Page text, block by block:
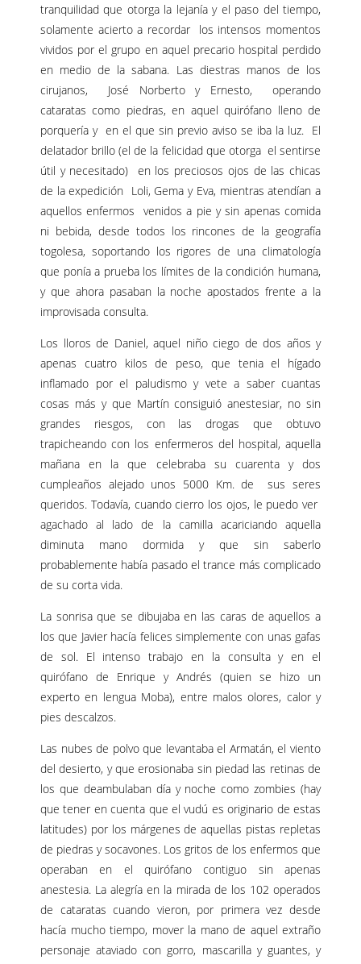
tranquilidad que otorga la lejanía y el paso del tiempo,
solamente acierto a recordar los intensos momentos
vividos por el grupo en aquel precario hospital perdido
en medio de la sabana. Las diestras manos de los
cirujanos, José Norberto y Ernesto, operando
cataratas como piedras, en aquel quirófano lleno de
porquería y en el que sin previo aviso se iba la luz. El
delatador brillo (el de la felicidad que otorga el sentirse
útil y necesitado) en los preciosos ojos de las chicas
de la expedición Loli, Gema y Eva, mientras atendían a
aquellos enfermos venidos a pie y sin apenas comida
ni bebida, desde todos los rincones de la geografía
togolesa, soportando los rigores de una climatología
que ponía a prueba los límites de la condición humana,
y que ahora pasaban la noche apostados frente a la
improvisada consulta.
Los lloros de Daniel, aquel niño ciego de dos años y
apenas cuatro kilos de peso, que tenia el hígado
inflamado por el paludismo y vete a saber cuantas
cosas más y que Martín consiguió anestesiar, no sin
grandes riesgos, con las drogas que obtuvo
trapicheando con los enfermeros del hospital, aquella
mañana en la que celebraba su cuarenta y dos
cumpleaños alejado unos 5000 Km. de sus seres
queridos. Todavía, cuando cierro los ojos, le puedo ver
agachado al lado de la camilla acariciando aquella
diminuta mano dormida y que sin saberlo
probablemente había pasado el trance más complicado
de su corta vida.
La sonrisa que se dibujaba en las caras de aquellos a
los que Javier hacía felices simplemente con unas gafas
de sol. El intenso trabajo en la consulta y en el
quirófano de Enrique y Andrés (quien se hizo un
experto en lengua Moba), entre malos olores, calor y
pies descalzos.
Las nubes de polvo que levantaba el Armatán, el viento
del desierto, y que erosionaba sin piedad las retinas de
los que deambulaban día y noche como zombies (hay
que tener en cuenta que el vudú es originario de estas
latitudes) por los márgenes de aquellas pistas repletas
de piedras y socavones. Los gritos de los enfermos que
operaban en el quirófano contiguo sin apenas
anestesia. La alegría en la mirada de los 102 operados
de cataratas cuando vieron, por primera vez desde
hacía mucho tiempo, mover la mano de aquel extraño
personaje ataviado con gorro, mascarilla y guantes, y